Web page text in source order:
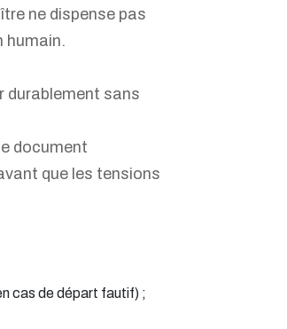
ne dispense pas
humain.
durablement sans
document
que les tensions
cas de départ fautif) ;